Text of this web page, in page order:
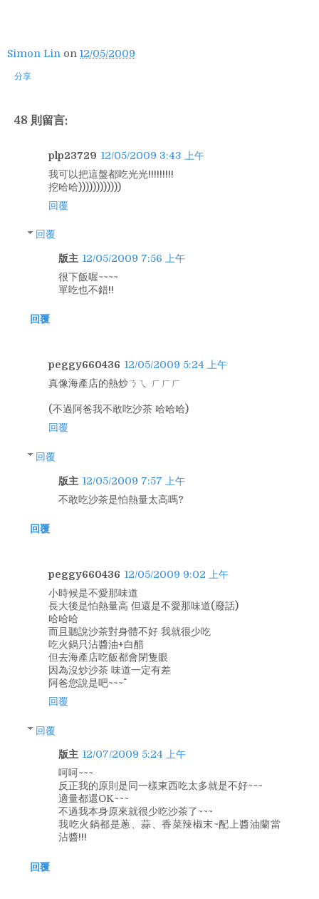
Simon Lin on 12/05/2009
分享
48 則留言:
plp23729 12/05/2009 3:43 上午
我可以把這盤都吃光光!!!!!!!!!
挖哈哈))))))))))))
回覆
回覆
版主 12/05/2009 7:56 上午
很下飯喔~~~~
單吃也不錯!!
回覆
peggy660436 12/05/2009 5:24 上午
真像海產店的熱炒ㄋㄟ ㄏㄏㄏ
(不過阿爸我不敢吃沙茶 哈哈哈)
回覆
回覆
版主 12/05/2009 7:57 上午
不敢吃沙茶是怕熱量太高嗎?
回覆
peggy660436 12/05/2009 9:02 上午
小時候是不愛那味道
長大後是怕熱量高 但還是不愛那味道(廢話)
哈哈哈
而且聽說沙茶對身體不好 我就很少吃
吃火鍋只沾醬油+白醋
但去海產店吃飯都會閉隻眼
因為沒炒沙茶 味道一定有差
阿爸您說是吧~~~^^
回覆
回覆
版主 12/07/2009 5:24 上午
呵呵~~~
反正我的原則是同一樣東西吃太多就是不好~~~
適量都還OK~~~
不過我本身原來就很少吃沙茶了~~~
我吃火鍋都是蔥、蒜、香菜辣椒末~配上醬油蘭當
沾醬!!!
回覆